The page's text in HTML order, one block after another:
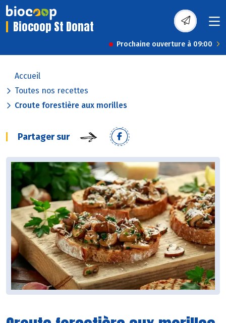
Biocoop St Donat
Prochaine ouverture à 09:00
Accueil
Toutes nos recettes
Croute forestière aux morilles
Partager sur